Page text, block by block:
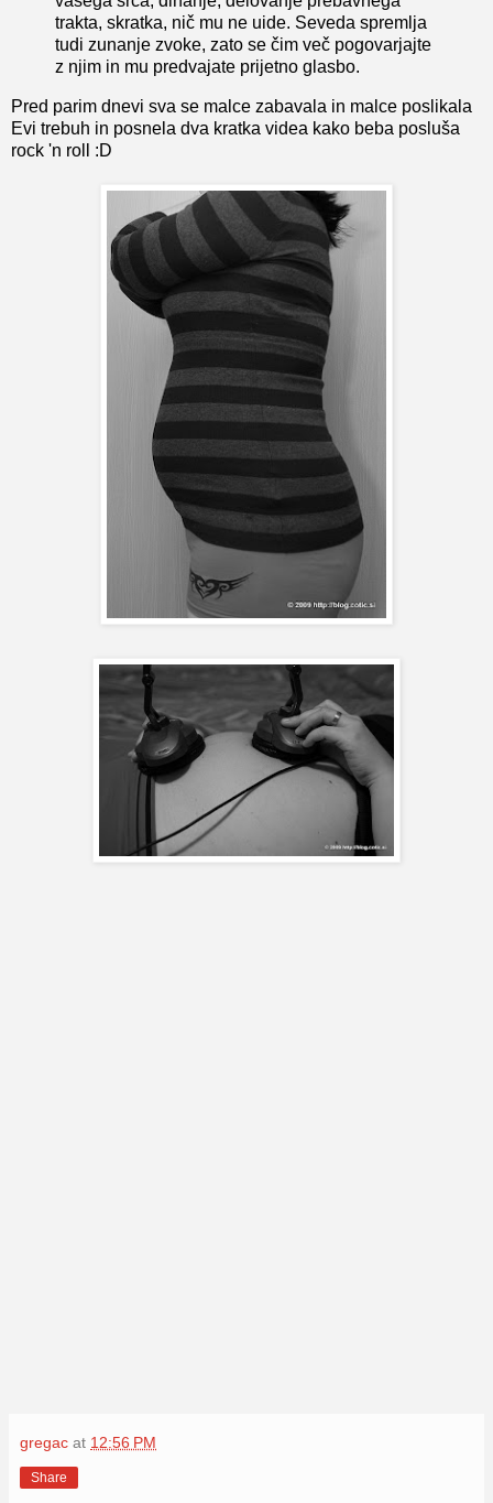
trakta, skratka, nič mu ne uide. Seveda spremlja
tudi zunanje zvoke, zato se čim več pogovarjajte
z njim in mu predvajate prijetno glasbo.
Pred parim dnevi sva se malce zabavala in malce poslikala
Evi trebuh in posnela dva kratka videa kako beba posluša
rock 'n roll :D
gregac at 12:56 PM
Share